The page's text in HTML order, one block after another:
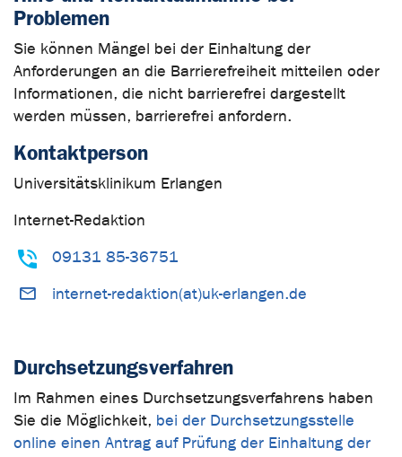
Problemen
Sie können Mängel bei der Einhaltung der
Anforderungen an die Barrierefreiheit mitteilen oder
Informationen, die nicht barrierefrei dargestellt
werden müssen, barrierefrei anfordern.
Kontaktperson
Universitätsklinikum Erlangen
Internet-Redaktion
09131 85-36751
internet-redaktion(at)uk-erlangen.de
Durchsetzungsverfahren
Im Rahmen eines Durchsetzungsverfahrens haben
Sie die Möglichkeit, bei der Durchsetzungsstelle
online einen Antrag auf Prüfung der Einhaltung der